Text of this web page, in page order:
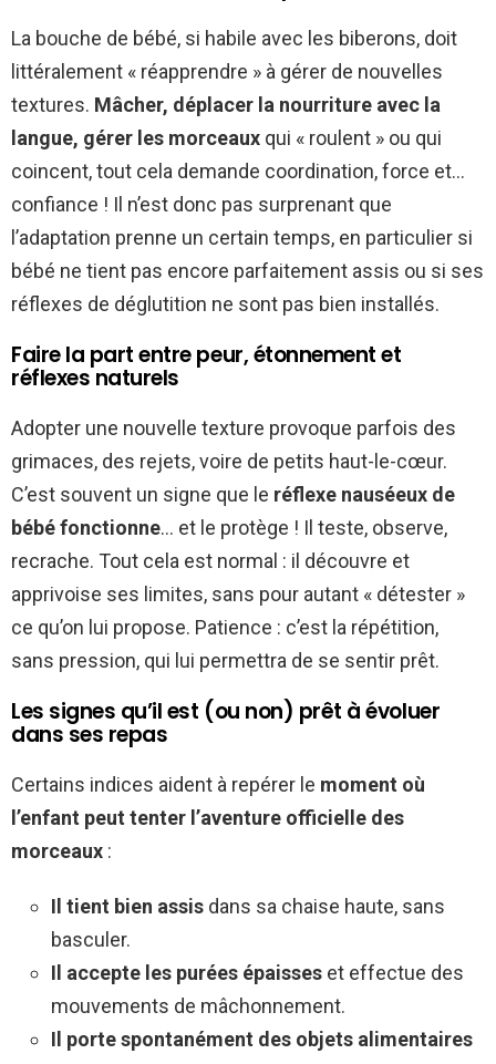
La bouche de bébé, si habile avec les biberons, doit
littéralement « réapprendre » à gérer de nouvelles
textures. Mâcher, déplacer la nourriture avec la
langue, gérer les morceaux qui « roulent » ou qui
coincent, tout cela demande coordination, force et…
confiance ! Il n’est donc pas surprenant que
l’adaptation prenne un certain temps, en particulier si
bébé ne tient pas encore parfaitement assis ou si ses
réflexes de déglutition ne sont pas bien installés.
Faire la part entre peur, étonnement et
réflexes naturels
Adopter une nouvelle texture provoque parfois des
grimaces, des rejets, voire de petits haut-le-cœur.
C’est souvent un signe que le réflexe nauséeux de
bébé fonctionne… et le protège ! Il teste, observe,
recrache. Tout cela est normal : il découvre et
apprivoise ses limites, sans pour autant « détester »
ce qu’on lui propose. Patience : c’est la répétition,
sans pression, qui lui permettra de se sentir prêt.
Les signes qu’il est (ou non) prêt à évoluer
dans ses repas
Certains indices aident à repérer le moment où
l’enfant peut tenter l’aventure officielle des
morceaux :
Il tient bien assis dans sa chaise haute, sans
basculer.
Il accepte les purées épaisses et effectue des
mouvements de mâchonnement.
Il porte spontanément des objets alimentaires